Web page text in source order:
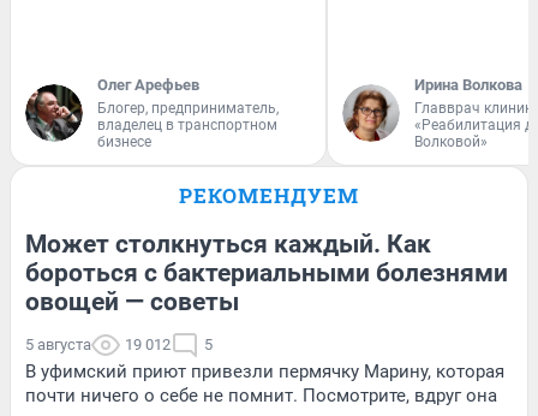
Олег Арефьев
Блогер, предприниматель,
владелец в транспортном
бизнесе
Ирина Волкова
Главврач
«Реабилитация
Волковой»
РЕКОМЕНДУЕМ
Может столкнуться каждый. Как
бороться с бактериальными болезнями
овощей — советы
5 августа 19 012 5
В уфимский приют привезли пермячку Марину, которая
почти ничего о себе не помнит. Посмотрите, вдруг она